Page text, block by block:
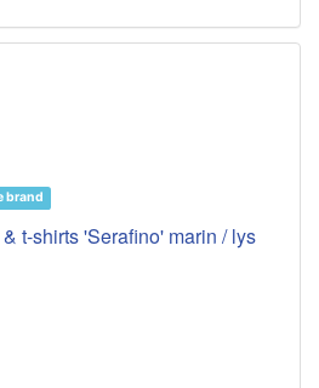
brand
t-shirts 'Serafino' marin / lys